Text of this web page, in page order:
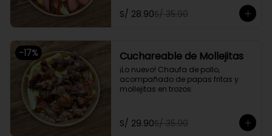
S/ 28.90S/ 35.90
-17% Cuchareable de Mollejitas
¡Lo nuevo! Chaufa de pollo,
acompañado de papas fritas y
mollejitas en trozos.
S/ 29.90S/ 35.90